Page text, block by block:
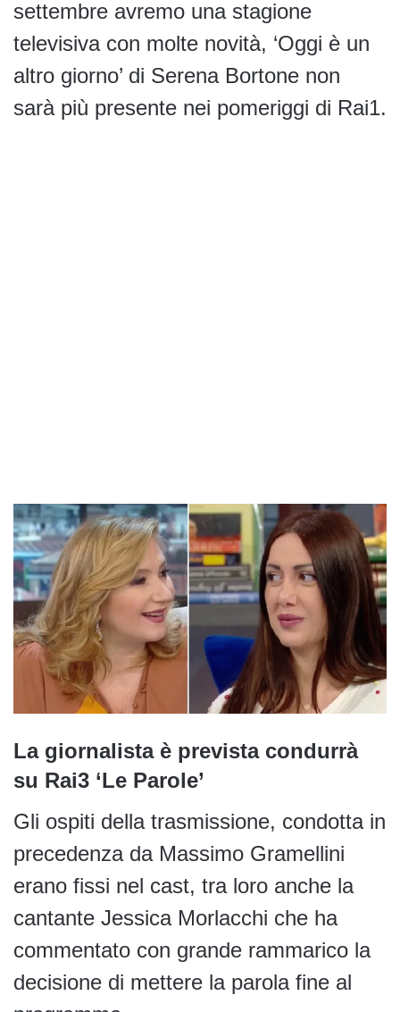
settembre avremo una stagione
televisiva con molte novità, ‘Oggi è un
altro giorno’ di Serena Bortone non
sarà più presente nei pomeriggi di Rai1.
La giornalista è prevista condurrà
su Rai3 ‘Le Parole’
Gli ospiti della trasmissione, condotta in
precedenza da Massimo Gramellini
erano fissi nel cast, tra loro anche la
cantante Jessica Morlacchi che ha
commentato con grande rammarico la
decisione di mettere la parola fine al